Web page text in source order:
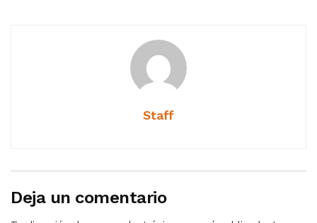
Staff
Deja un comentario